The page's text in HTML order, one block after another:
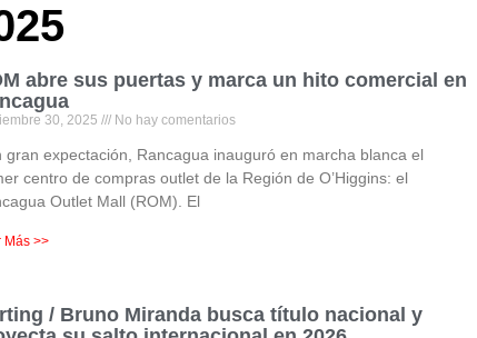
abre sus puertas y marca un hito comercial en
30, 2025 No hay comentarios
gran expectación, Rancagua inauguró en marcha blanca el
centro de compras outlet de la Región de O’Higgins: el
Outlet Mall (ROM). El
Más >>
/ Bruno Miranda busca título nacional y